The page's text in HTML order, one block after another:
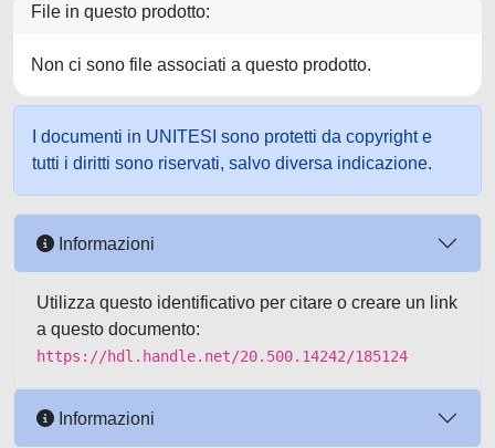
File in questo prodotto:
Non ci sono file associati a questo prodotto.
I documenti in UNITESI sono protetti da copyright e
tutti i diritti sono riservati, salvo diversa indicazione.
Informazioni
Utilizza questo identificativo per citare o creare un link
a questo documento:
https://hdl.handle.net/20.500.14242/185124
Informazioni